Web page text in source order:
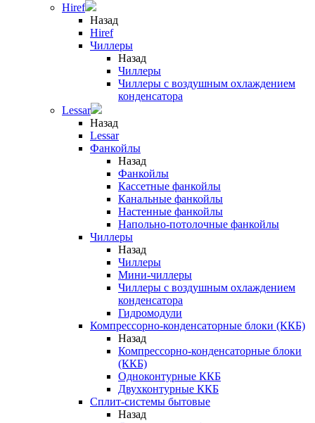
Hiref
Назад
Hiref
Чиллеры
Назад
Чиллеры
Чиллеры с воздушным охлаждением
конденсатора
Lessar
Назад
Lessar
Фанкойлы
Назад
Фанкойлы
Кассетные фанкойлы
Канальные фанкойлы
Настенные фанкойлы
Напольно-потолочные фанкойлы
Чиллеры
Назад
Чиллеры
Мини-чиллеры
Чиллеры с воздушным охлаждением
конденсатора
Гидромодули
Компрессорно-конденсаторные блоки (ККБ)
Назад
Компрессорно-конденсаторные блоки
(ККБ)
Одноконтурные ККБ
Двухконтурные ККБ
Сплит-системы бытовые
Назад